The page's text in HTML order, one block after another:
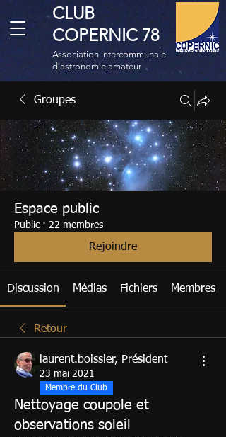
CLUB
COPERNIC 78
Association intercommunale
d'astronomie amateur
Groupes
Espace public
Public · 22 membres
Rejoindre
Discussion Médias Fichiers Membres
Retour
laurent.boissier, Président
23 mai 2021
Membre du Club
Nettoyage coupole et
observations soleil